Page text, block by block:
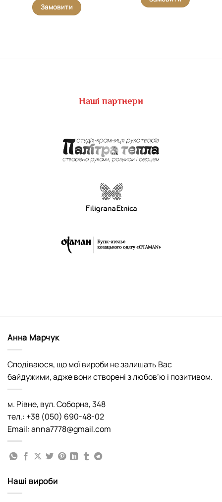
Замовити
Наші партнери
Анна Марчук
Сподіваюся, що мої вироби не залишать Вас
байдужими, адже вони створені з любов’ю і позитивом.
м. Рівне, вул. Соборна, 348
тел.: +38 (050) 690-48-02
Email: anna7778@gmail.com
Наші вироби